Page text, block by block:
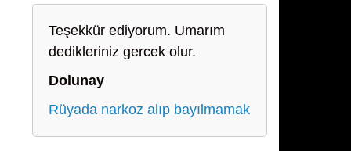
Teşekkür ediyorum. Umarım
dedikleriniz gercek olur.
Dolunay
Rüyada narkoz alıp bayılmamak